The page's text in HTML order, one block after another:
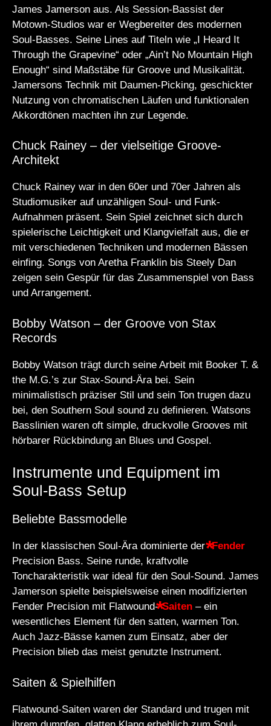
James Jamerson aus. Als Session-Bassist der
Motown-Studios war er Wegbereiter des modernen
Soul-Basses. Seine Lines auf Titeln wie „I Heard It
Through the Grapevine“ oder „Ain’t No Mountain High
Enough“ sind Maßstäbe für Groove und Musikalität.
Jamersons Technik mit Daumen-Picking, geschickter
Nutzung von chromatischen Läufen und funktionalen
Akkordtönen machten ihn zur Legende.
Chuck Rainey – der vielseitige Groove-
Architekt
Chuck Rainey war in den 60er und 70er Jahren als
Studiomusiker auf unzähligen Soul- und Funk-
Aufnahmen präsent. Sein Spiel zeichnet sich durch
spielerische Leichtigkeit und Klangvielfalt aus, die er
mit verschiedenen Techniken und modernen Bässen
einfing. Songs von Aretha Franklin bis Steely Dan
zeigen sein Gespür für das Zusammenspiel von Bass
und Arrangement.
Bobby Watson – der Groove von Stax
Records
Bobby Watson trägt durch seine Arbeit mit Booker T. &
the M.G.’s zur Stax-Sound-Ära bei. Sein
minimalistisch präziser Stil und sein Ton trugen dazu
bei, den Southern Soul sound zu definieren. Watsons
Basslinien waren oft simple, druckvolle Grooves mit
hörbarer Rückbindung an Blues und Gospel.
Instrumente und Equipment im
Soul-Bass Setup
Beliebte Bassmodelle
In der klassischen Soul-Ära dominierte der Fender
Precision Bass. Seine runde, kraftvolle
Toncharakteristik war ideal für den Soul-Sound. James
Jamerson spielte beispielsweise einen modifizierten
Fender Precision mit Flatwound- Saiten – ein
wesentliches Element für den satten, warmen Ton.
Auch Jazz-Bässe kamen zum Einsatz, aber der
Precision blieb das meist genutzte Instrument.
Saiten & Spielhilfen
Flatwound-Saiten waren der Standard und trugen mit